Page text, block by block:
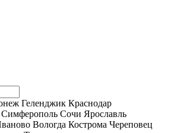
Геленджик Краснодар
Симферополь Сочи Ярославль
Вологда Кострома Череповец